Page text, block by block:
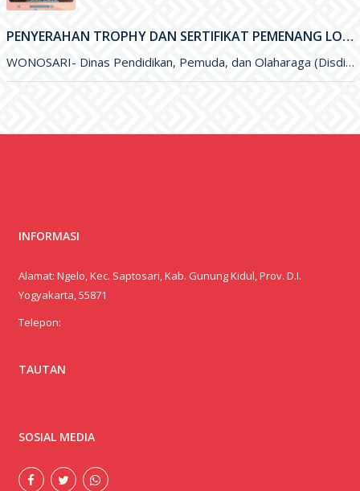
PENYERAHAN TROPHY DAN SERTIFIKAT PEMENANG LOMBA OLIMPIADE SAINS NASIONAL (OSN) DAN FESTIVAL LOMBA SENI NASIONAL (FLSSN) JENJANG SMP TINGKAT KABUPATEN
WONOSARI- Dinas Pendidikan, Pemuda, dan Olaharaga (Disdikpora) Kabupaten Gunungkidul melalui Bidang Sekolah Menegah Pertama (SMP) melaksanakan kegiatan penyerahan Trophy dan
INFORMASI
Alamat: Ngelo, Kec. Saptosari, Kab. Gunung Kidul, Prov. D.I.
Yogyakarta, 55871
Telepon:
TAUTAN
SOSIAL MEDIA